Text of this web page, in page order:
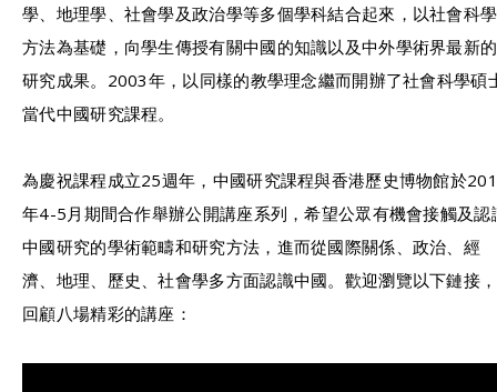
學、地理學、社會學及政治學等多個學科結合起來­，以社會科學
方法為基礎，向學生傳授有關中國的知識以及中外學術界最新的
研究成果。2­003年，以同樣的教學理念繼而開辦了社會科學碩
當代中國研究課程。
為慶祝課程成立25週年，中國研究課程與香港歷史博物館於
年4-5月期間合作­舉辦公開講座系列，希望公眾有機會接觸及認
中國研究的學術範疇和研究方法，進而從國­際關係、政治、經
濟、地理、歷史、社會學多方面認識中國。歡迎瀏覽以下鏈接，
回顧八場精彩的講座：